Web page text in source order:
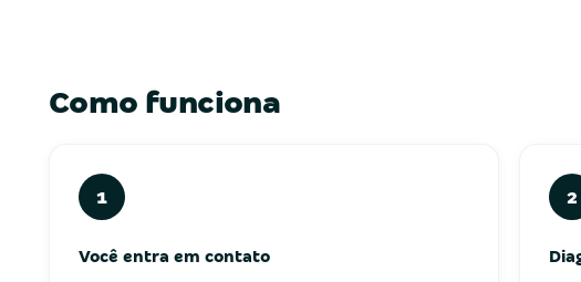
Como funciona
1
Você entra em contato
2